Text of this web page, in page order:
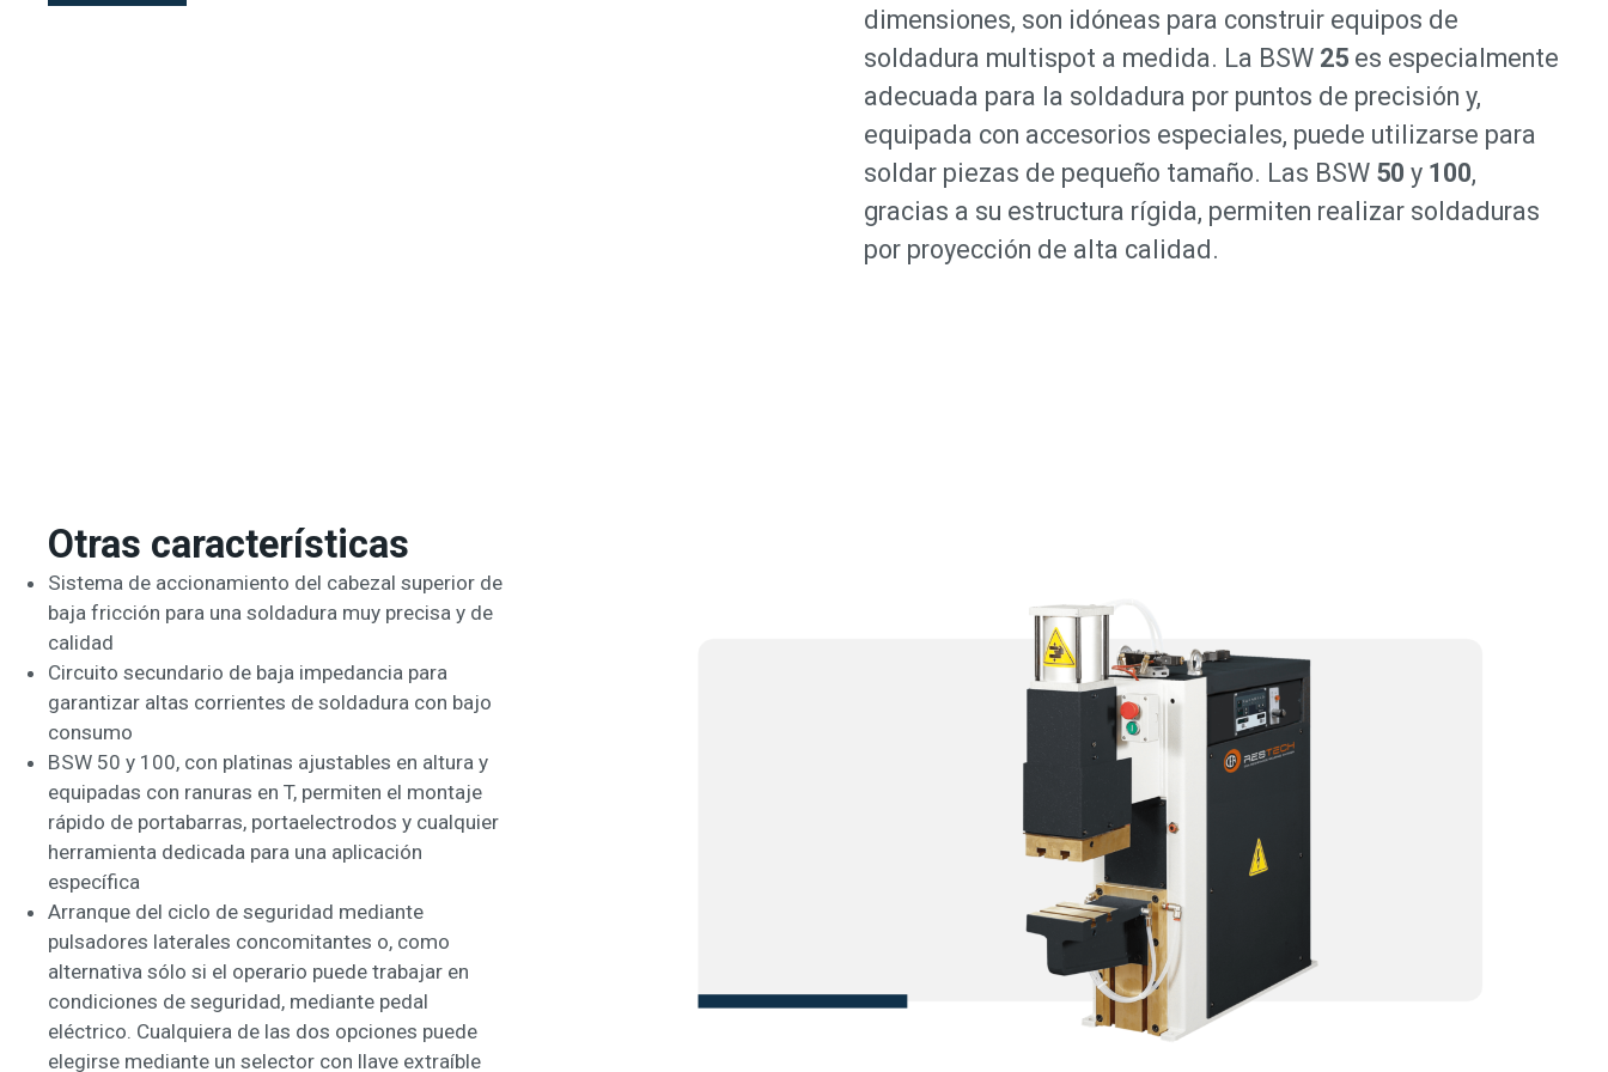
dimensiones, son idóneas para construir equipos de
soldadura multispot a medida. La BSW 25 es especialmente
adecuada para la soldadura por puntos de precisión y,
equipada con accesorios especiales, puede utilizarse para
soldar piezas de pequeño tamaño. Las BSW 50 y 100,
gracias a su estructura rígida, permiten realizar soldaduras
por proyección de alta calidad.
Otras características
Sistema de accionamiento del cabezal superior de
baja fricción para una soldadura muy precisa y de
calidad
Circuito secundario de baja impedancia para
garantizar altas corrientes de soldadura con bajo
consumo
BSW 50 y 100, con platinas ajustables en altura y
equipadas con ranuras en T, permiten el montaje
rápido de portabarras, portaelectrodos y cualquier
herramienta dedicada para una aplicación
específica
Arranque del ciclo de seguridad mediante
pulsadores laterales concomitantes o, como
alternativa sólo si el operario puede trabajar en
condiciones de seguridad, mediante pedal
eléctrico. Cualquiera de las dos opciones puede
elegirse mediante un selector con llave extraíble